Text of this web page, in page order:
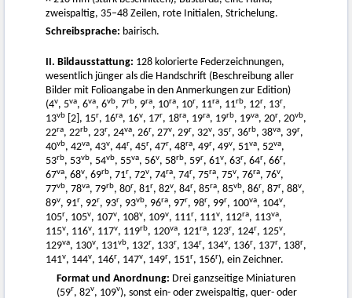
zweispaltig, 35–48 Zeilen, rote Initialen, Strichelung.
Schreibsprache: bairisch.
II. Bildausstattung: 128 kolorierte Federzeichnungen,
wesentlich jünger als die Handschrift (Beschreibung aller
Bilder mit Folioangabe in den Anmerkungen zur Edition)
(4v, 5va, 6va, 6vb, 7rb, 9ra, 10ra, 10r, 11ra, 11rb, 12r, 13r,
13vb [2], 15r, 16ra, 16v, 17r, 18ra, 19ra, 19rb, 19va, 20r, 20vb,
22ra, 22rb, 23r, 24va, 26r, 27v, 29r, 32v, 35r, 36rb, 38va, 39r,
40vb, 42va, 43v, 44r, 45r, 47r, 48ra, 49r, 49v, 51va, 52va,
53rb, 53vb, 54vb, 55va, 56v, 58rb, 59r, 61v, 63r, 64r, 66r,
67va, 68v, 69rb, 71r, 72v, 74ra, 74r, 75ra, 75v, 76ra, 76v,
77vb, 78va, 79rb, 80r, 81r, 82v, 84r, 85ra, 85vb, 86r, 87r, 88v,
89v, 91r, 92r, 93r, 93vb, 96ra, 97r, 98r, 99r, 100va, 104v,
105r, 105v, 107v, 108v, 109v, 111r, 111v, 112ra, 113va,
115v, 116v, 117v, 119rb, 120va, 121ra, 123r, 124r, 125v,
129va, 130v, 131vb, 132r, 133r, 134r, 134v, 136r, 137r, 138r,
141v, 144v, 146r, 147v, 149r, 151r, 156r), ein Zeichner.
Format und Anordnung: Drei ganzseitige Miniaturen
(59r, 82v, 109v), sonst ein- oder zweispaltig, quer- oder